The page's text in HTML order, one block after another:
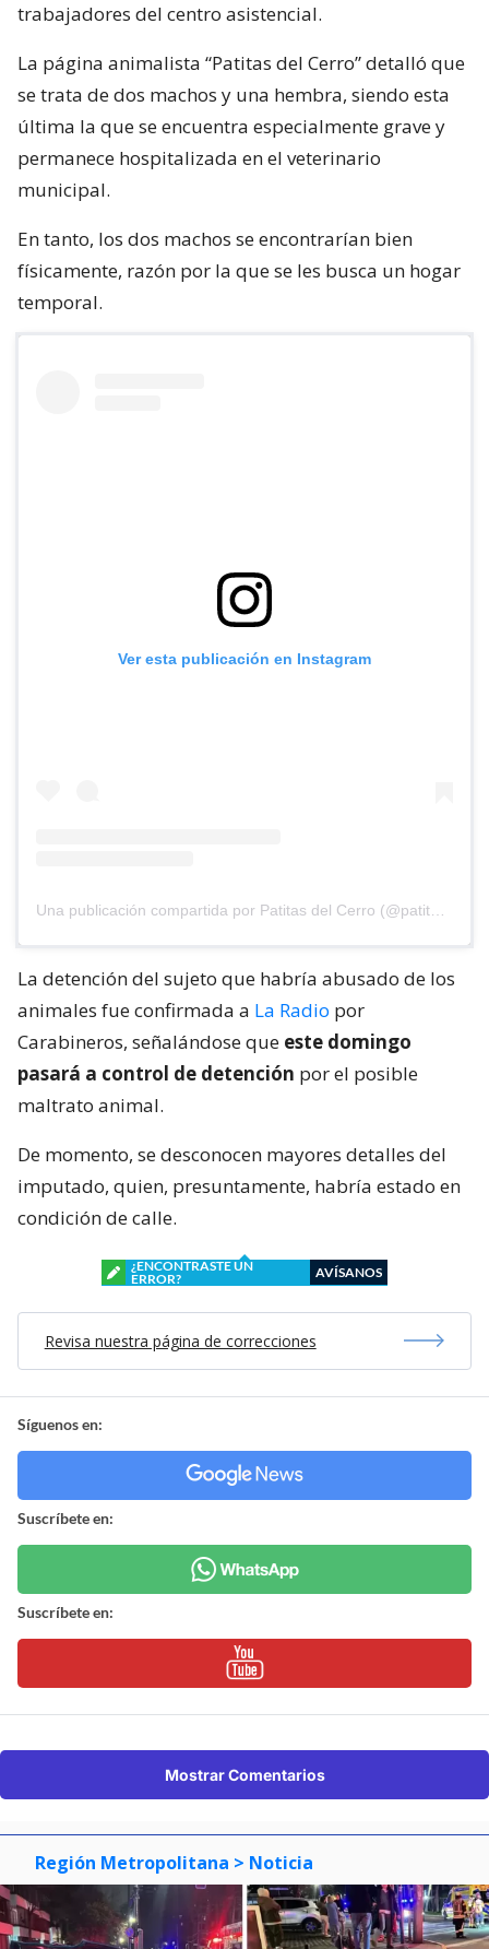
trabajadores del centro asistencial.
La página animalista “Patitas del Cerro” detalló que
se trata de dos machos y una hembra, siendo esta
última la que se encuentra especialmente grave y
permanece hospitalizada en el veterinario
municipal.
En tanto, los dos machos se encontrarían bien
físicamente, razón por la que se les busca un hogar
temporal.
Ver esta publicación en Instagram
La detención del sujeto que habría abusado de los
animales fue confirmada a La Radio por
Carabineros, señalándose que este domingo
pasará a control de detención por el posible
maltrato animal.
De momento, se desconocen mayores detalles del
imputado, quien, presuntamente, habría estado en
condición de calle.
¿ENCONTRASTE UN
ERROR?
AVÍSANOS
Revisa nuestra página de correcciones
Síguenos en:
Suscríbete en:
Suscríbete en:
Mostrar Comentarios
Región Metropolitana > Noticia